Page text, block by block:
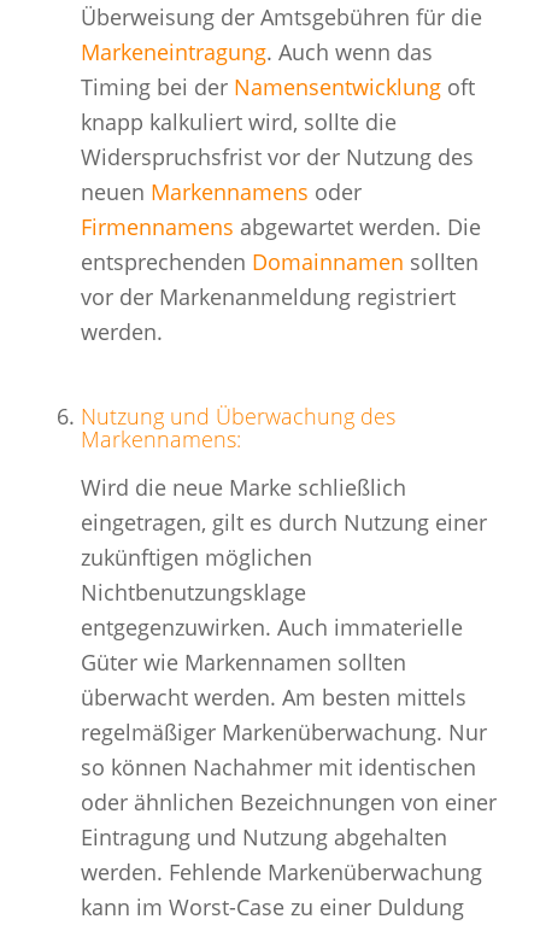
Überweisung der Amtsgebühren für die
Markeneintragung. Auch wenn das
Timing bei der Namensentwicklungoft
knapp kalkuliert wird, sollte die
Widerspruchsfrist vor der Nutzung des
neuen Markennamens oder
Firmennamens abgewartet werden. Die
entsprechenden Domainnamen sollten
vor der Markenanmeldung registriert
werden.
Nutzung und Überwachung des
Markennamens:
Wird die neue Marke schließlich
eingetragen, gilt es durch Nutzung einer
zukünftigen möglichen
Nichtbenutzungsklage
entgegenzuwirken. Auch immaterielle
Güter wie Markennamen sollten
überwacht werden. Am besten mittels
regelmäßiger Markenüberwachung. Nur
so können Nachahmer mit identischen
oder ähnlichen Bezeichnungen von einer
Eintragung und Nutzung abgehalten
werden. Fehlende Markenüberwachung
kann im Worst-Case zu einer Duldung